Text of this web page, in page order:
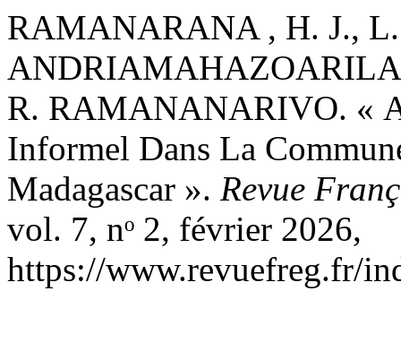
RAMANARANA , H. J.,
R. RAMANANARIVO. «
Informel Dans La
Madagascar ». Revue
vol. 7, nᵒ 2, février 2026,
https://www.revuefreg.fr/